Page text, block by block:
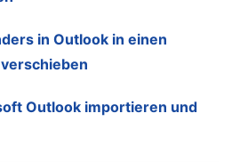
in Outlook in einen
Outlook importieren und